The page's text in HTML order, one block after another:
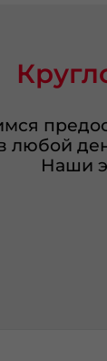
любой
Наши